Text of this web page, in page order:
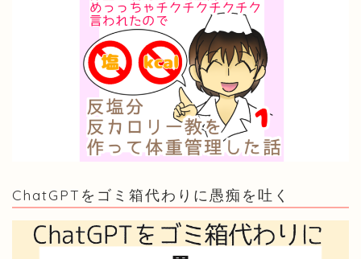
ChatGPTをゴミ箱代わりに愚痴を吐く